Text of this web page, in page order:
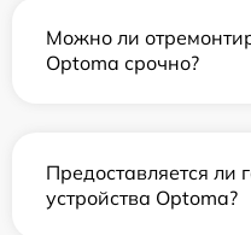
Можно ли
Optoma срочно?
Предоставляется ли
устройства Optoma?